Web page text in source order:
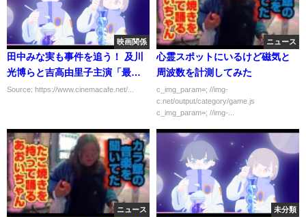
映画関係
田中みな実も事件を追う！ 及川
光博らと吉高由里子主演「最
愛」に出演
Source: https://www.cinemacafe.net/...
ニュース
心霊スポットにいるけど磁気と
周波数を計測してみた
c_img_param=; //img-
c.net/output/category/game.js
c_img_param=; //img-...
ニュース 未分類